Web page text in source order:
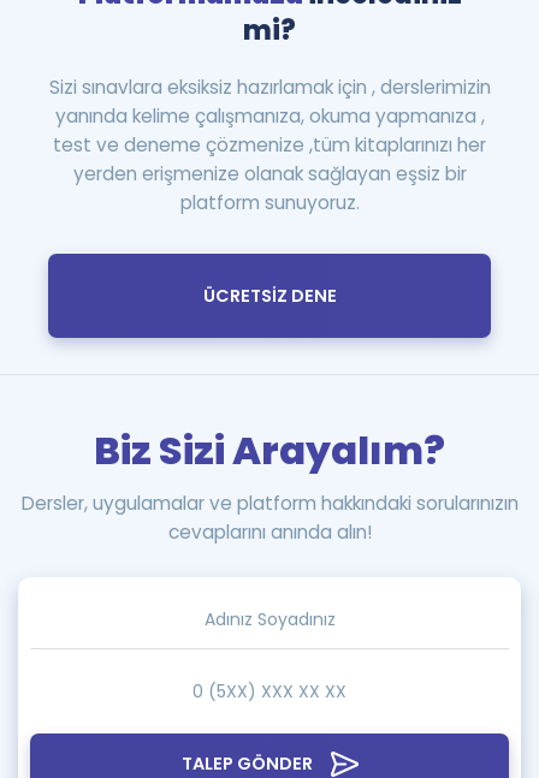
mi?
Sizi sınavlara eksiksiz hazırlamak için , derslerimizin
yanında kelime çalışmanıza, okuma yapmanıza ,
test ve deneme çözmenize ,tüm kitaplarınızı her
yerden erişmenize olanak sağlayan eşsiz bir
platform sunuyoruz.
ÜCRETSİZ DENE
TALEP GÖNDER
Biz Sizi Arayalım?
Dersler, uygulamalar ve platform hakkındaki sorularınızın
cevaplarını anında alın!